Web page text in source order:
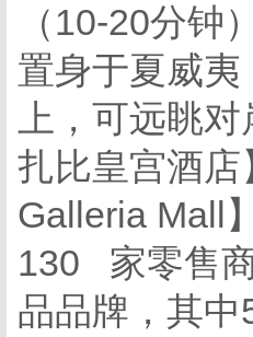
（10-20分
置身于夏威
上，可远眺
扎比皇宫酒
Galleria Mall
130 家零售
品品牌，其